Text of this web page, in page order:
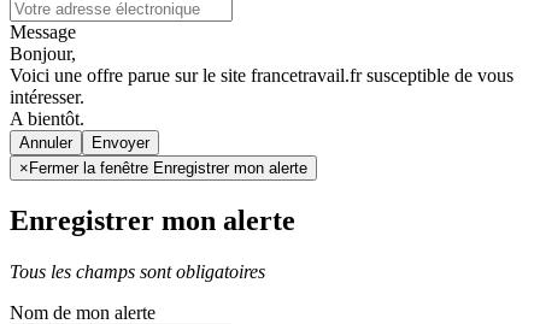
Message
Bonjour,
Voici une offre parue sur le site francetravail.fr susceptible de vous
intéresser.
A bientôt.
Annuler
× Fermer la fenêtre Enregistrer mon alerte
Enregistrer mon alerte
Tous les champs sont obligatoires
Nom de mon alerte